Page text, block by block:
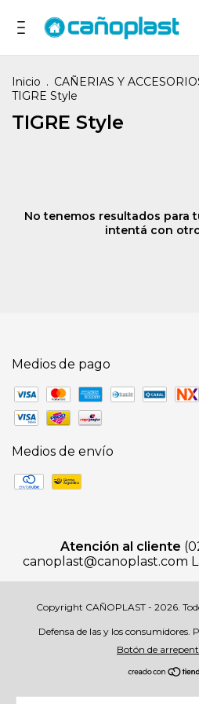
Inicio . CAÑERIAS Y
TIGRE Style
TIGRE Style
No tenemos resultados para
intentá con
Medios de pago
Medios de envío
Atención al cliente
canoplast@canoplast.com
Copyright CAÑOPLAST - 2026.
Defensa de las y los consumidores.
Botón de